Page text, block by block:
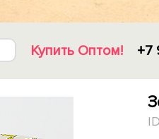
Купить Оптом! +7